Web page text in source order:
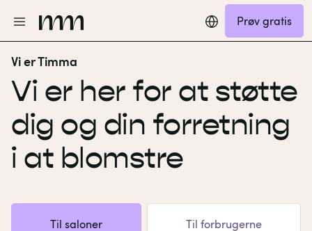
Prøv gratis
Vi er Timma
Vi er her for at støtte
dig og din forretning
i at blomstre
Til saloner Til forbrugerne